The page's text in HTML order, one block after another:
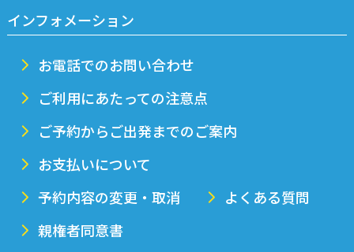
インフォメーション
お電話でのお問い合わせ
ご利用にあたっての注意点
ご予約からご出発までのご案内
お支払いについて
予約内容の変更・取消
よくある質問
親権者同意書